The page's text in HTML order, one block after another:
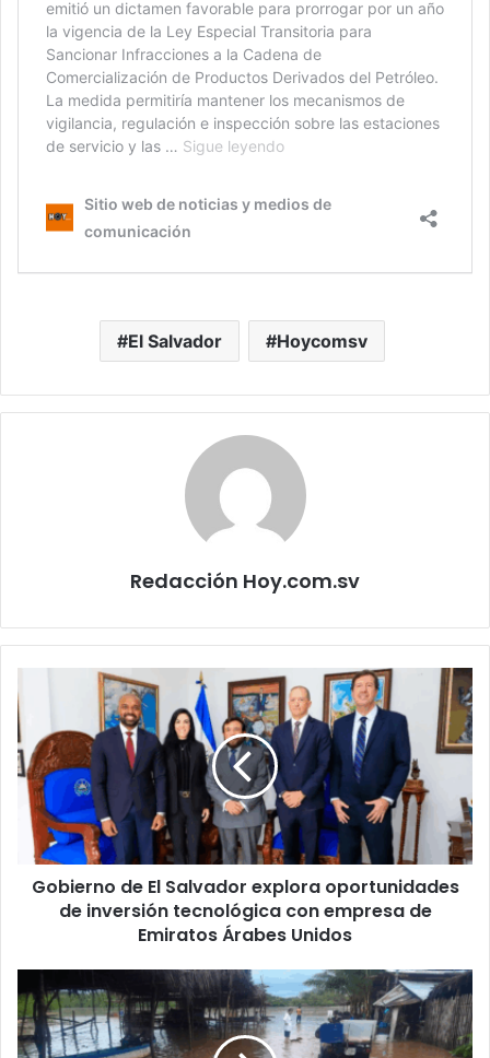
El Salvador Hoycomsv
Redacción Hoy.com.sv
de
El
Salvador
explora
oportunidades
de
inversión
tecnológica
con
empresa
Unidos
Gobierno de El Salvador explora oportunidades
de inversión tecnológica con empresa de
Emiratos Árabes Unidos
Verde
reporta
inundaciones